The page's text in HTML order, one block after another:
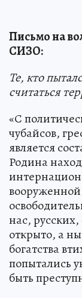
Письмо на
СИЗО:
Те, кто
считаться
«С
чубайсов,
является
Родина
нас,
открыто, а
богатства
попытались
быть